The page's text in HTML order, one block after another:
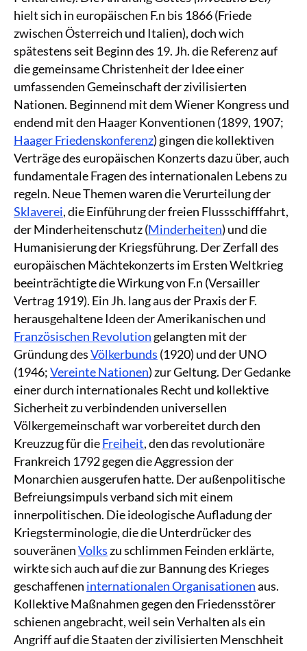
hielt sich in europäischen F.n bis 1866 (Friede
zwischen Österreich und Italien), doch wich
spätestens seit Beginn des 19. Jh. die Referenz auf
die gemeinsame Christenheit der Idee einer
umfassenden Gemeinschaft der zivilisierten
Nationen. Beginnend mit dem Wiener Kongress und
endend mit den Haager Konventionen (1899, 1907;
Haager Friedenskonferenz) gingen die kollektiven
Verträge des europäischen Konzerts dazu über, auch
fundamentale Fragen des internationalen Lebens zu
regeln. Neue Themen waren die Verurteilung der
Sklaverei, die Einführung der freien Flussschifffahrt,
der Minderheitenschutz (Minderheiten) und die
Humanisierung der Kriegsführung. Der Zerfall des
europäischen Mächtekonzerts im Ersten Weltkrieg
beeinträchtigte die Wirkung von F.n (Versailler
Vertrag 1919). Ein Jh. lang aus der Praxis der F.
herausgehaltene Ideen der Amerikanischen und
Französischen Revolution gelangten mit der
Gründung desVölkerbunds (1920) und der UNO
(1946;Vereinte Nationen) zur Geltung. Der Gedanke
einer durch internationales Recht und kollektive
Sicherheit zu verbindenden universellen
Völkergemeinschaft war vorbereitet durch den
Kreuzzug für dieFreiheit, den das revolutionäre
Frankreich 1792 gegen die Aggression der
Monarchien ausgerufen hatte. Der außenpolitische
Befreiungsimpuls verband sich mit einem
innerpolitischen. Die ideologische Aufladung der
Kriegsterminologie, die die Unterdrücker des
souveränenVolkszu schlimmen Feinden erklärte,
wirkte sich auch auf die zur Bannung des Krieges
geschaffenen internationalen Organisationenaus.
Kollektive Maßnahmen gegen den Friedensstörer
schienen angebracht, weil sein Verhalten als ein
Angriff auf die Staaten der zivilisierten Menschheit